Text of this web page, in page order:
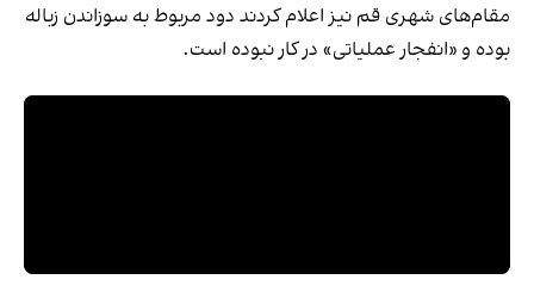
مقام‌های شهری قم نیز اعلام کردند دود مربوط به سوزاندن زباله
بوده و «انفجار عملیاتی» در کار نبوده است.